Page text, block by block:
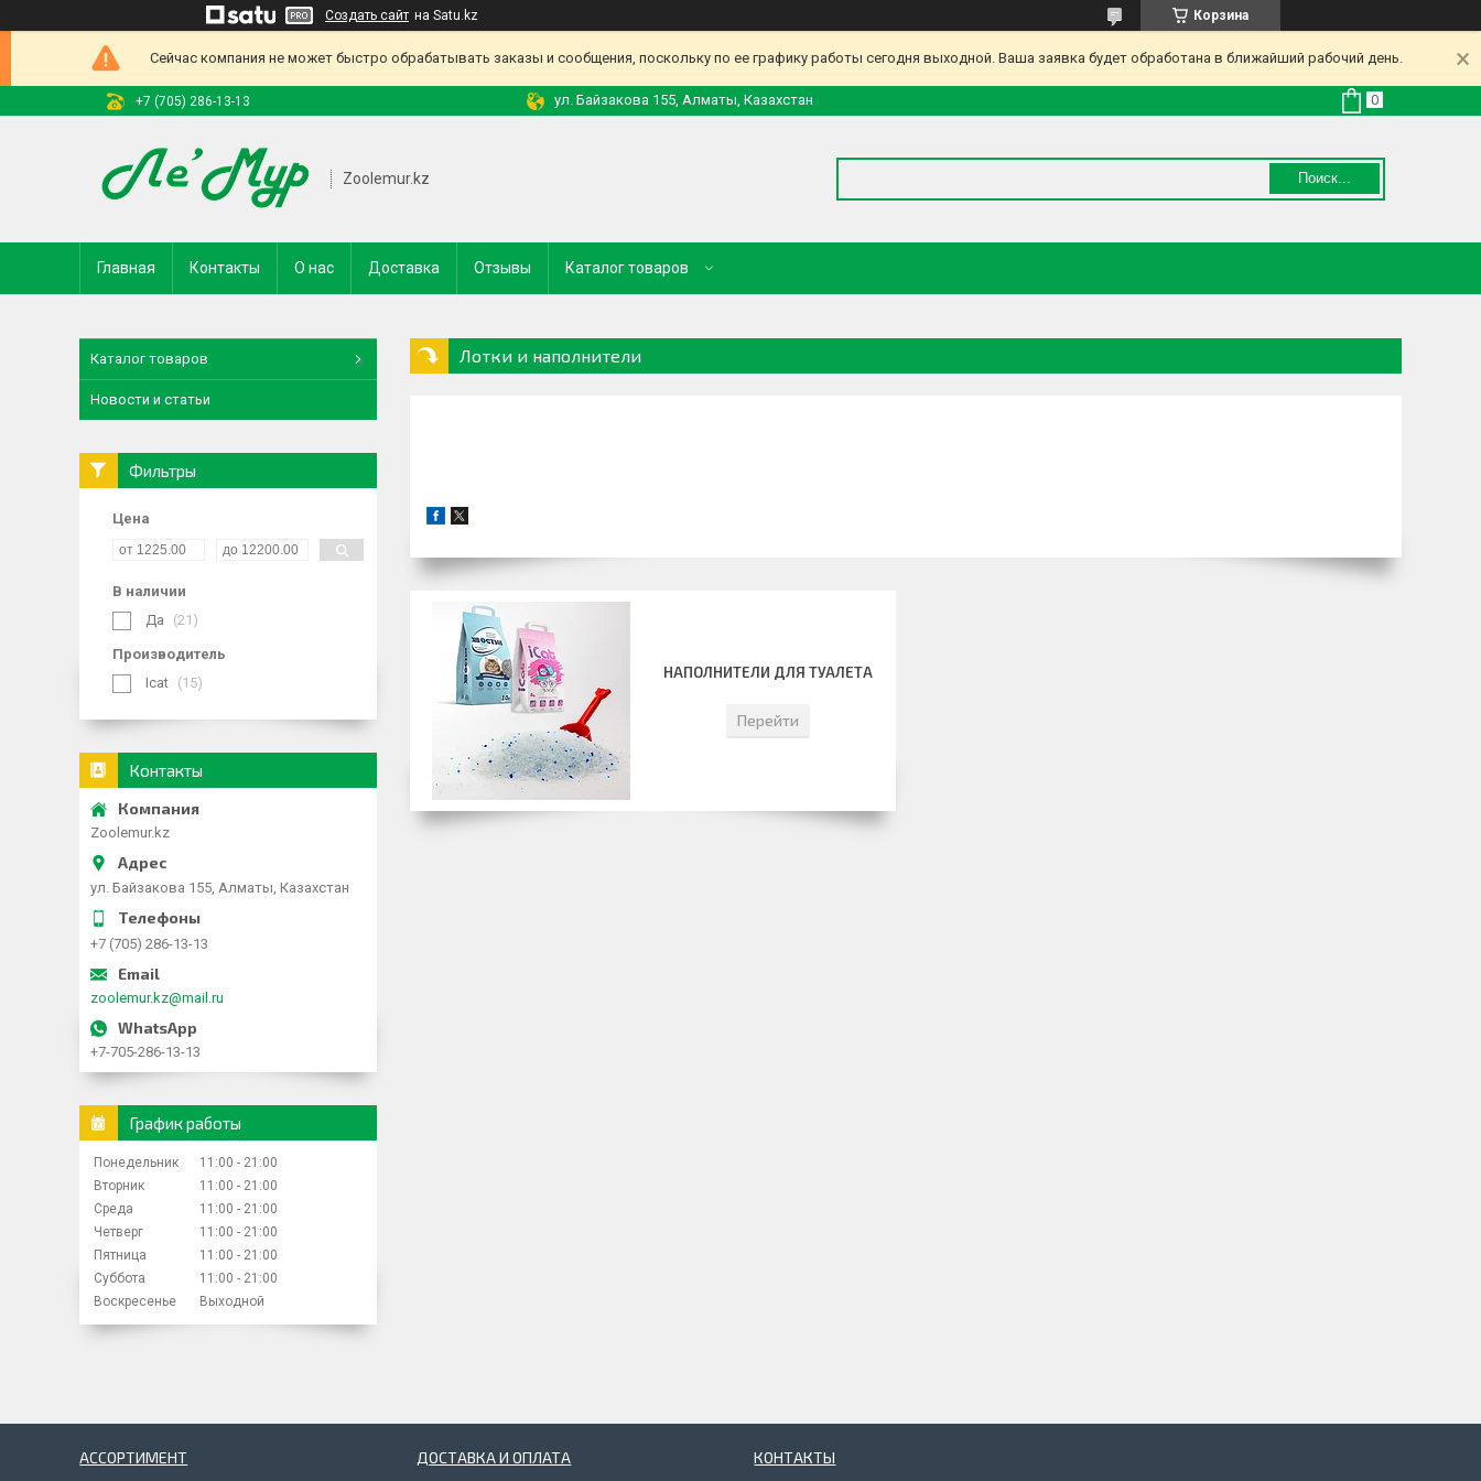
Создать сайт на Satu.kz Корзина
Сейчас компания не может быстро обрабатывать заказы и сообщения, поскольку по ее графику работы сегодня выходной. Ваша заявка будет обработана в ближайший рабочий день.
+7 (705) 286-13-13 ул. Байзакова 155, Алматы, Казахстан
Zoolemur.kz Поиск...
Главная Контакты О нас Доставка Отзывы Каталог товаров
Лотки и наполнители
НАПОЛНИТЕЛИ ДЛЯ ТУАЛЕТА
Перейти
Каталог товаров
Новости и статьи
Фильтры
Цена
В наличии
Да
21
Производитель
Icat
15
Контакты
Zoolemur.kz
ул. Байзакова 155, Алматы, Казахстан
+7 (705) 286-13-13
zoolemur.kz@mail.ru
+7-705-286-13-13
График работы
Понедельник 11:00
21:00
Вторник
11:00
21:00
Среда
11:00
21:00
Четверг
11:00
21:00
Пятница
11:00
21:00
Суббота
11:00
21:00
Воскресенье
Выходной
АССОРТИМЕНТ ДОСТАВКА И ОПЛАТА КОНТАКТЫ